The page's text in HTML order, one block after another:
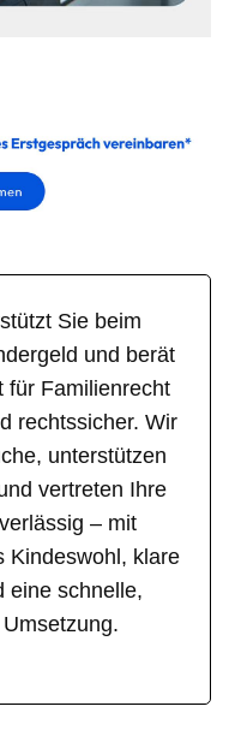
Sie beim
und berät
für Familienrecht
rechtssicher. Wir
unterstützen
vertreten Ihre
– mit
Kindeswohl, klare
eine schnelle,